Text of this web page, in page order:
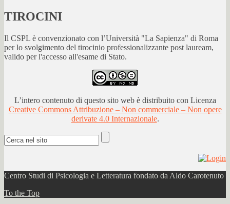
TIROCINI
Il CSPL è convenzionato con l’Università "La Sapienza" di Roma
per lo svolgimento del tirocinio professionalizzante post lauream,
valido per l'accesso all'esame di Stato.
L’intero contenuto di questo sito web è distribuito con Licenza
Creative Commons Attribuzione – Non commerciale – Non opere
derivate 4.0 Internazionale.
Centro Studi di Psicologia e Letteratura fondato da Aldo Carotenuto
To the Top